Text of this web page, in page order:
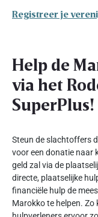
Registreer je
Help de
via het
SuperPlus!
Steun de slachtoffers
voor een donatie naar
geld zal via de
directe, plaatselijke
financiële hulp de
Marokko te helpen. Zo